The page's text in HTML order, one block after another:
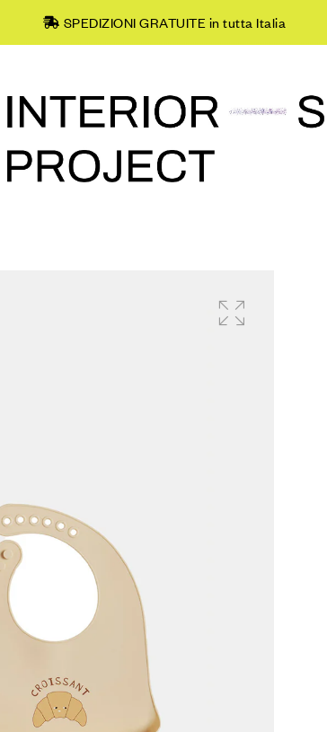
SPEDIZIONI GRATUITE in tutta Italia